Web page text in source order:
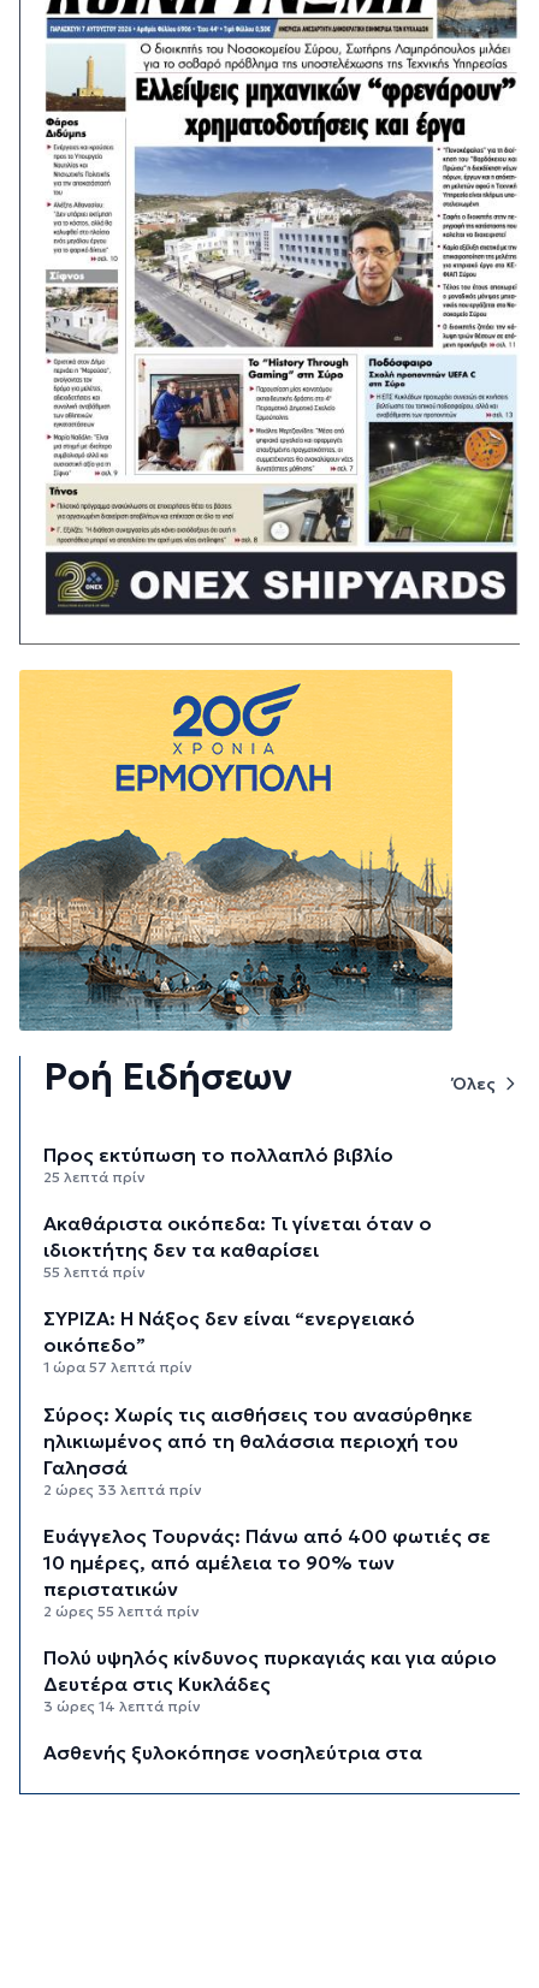
Ροή Ειδήσεων Όλες
Προς εκτύπωση το πολλαπλό βιβλίο
25 λεπτά πρίν
Ακαθάριστα οικόπεδα: Τι γίνεται όταν ο
ιδιοκτήτης δεν τα καθαρίσει
55 λεπτά πρίν
ΣΥΡΙΖΑ: Η Νάξος δεν είναι “ενεργειακό
οικόπεδο”
1 ώρα 57 λεπτά πρίν
Σύρος: Χωρίς τις αισθήσεις του ανασύρθηκε
ηλικιωμένος από τη θαλάσσια περιοχή του
Γαλησσά
2 ώρες 33 λεπτά πρίν
Ευάγγελος Τουρνάς: Πάνω από 400 φωτιές σε
10 ημέρες, από αμέλεια το 90% των
περιστατικών
2 ώρες 55 λεπτά πρίν
Πολύ υψηλός κίνδυνος πυρκαγιάς και για αύριο
Δευτέρα στις Κυκλάδες
3 ώρες 14 λεπτά πρίν
Ασθενής ξυλοκόπησε νοσηλεύτρια στα